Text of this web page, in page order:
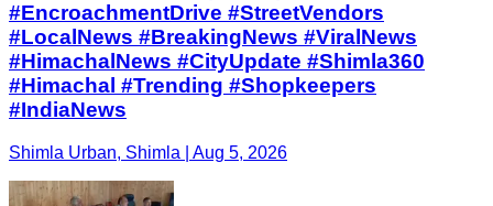
#EncroachmentDrive #StreetVendors
#LocalNews #BreakingNews #ViralNews
#HimachalNews #CityUpdate #Shimla360
#Himachal #Trending #Shopkeepers
#IndiaNews
Shimla Urban, Shimla | Aug 5, 2026